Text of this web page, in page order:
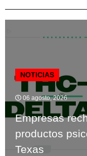
NOTICIAS
06 agosto, 2026
Empresas
productos
Texas